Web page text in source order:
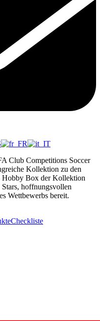
Club Competitions Soccer
Kollektion zu den
Hobby Box der Kollektion
hoffnungsvollen
Wettbewerbs bereit.
Checkliste